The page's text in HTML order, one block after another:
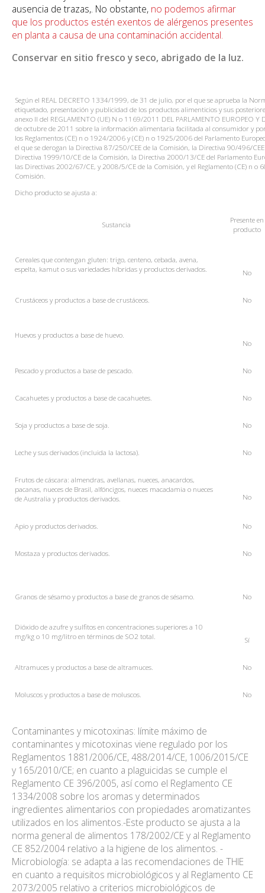
ausencia de trazas,. No obstante, no podemos afirmar
que los productos estén exentos de alérgenos presentes
en planta a causa de una contaminación accidental.
Conservar en sitio fresco y seco, abrigado de la luz.
Según el REAL DECRETO 1334/1999, de 31 de julio, por el que se aprueba la
etiquetado, presentación y publicidad de los productos alimenticios y sus
anexo II del REGLAMENTO (UE) N o 1169/2011 DEL PARLAMENTO EUROPEO Y
de octubre de 2011 sobre la información alimentaria facilitada al consumidor y
los Reglamentos (CE) n o 1924/2006 y (CE) n o 1925/2006 del Parlamento
el que se derogan la Directiva 87/250/CEE de la Comisión, la Directiva 90/496/
Directiva 1999/10/CE de la Comisión, la Directiva 2000/13/CE del Parlamento
las Directivas 2002/67/CE, y 2008/5/CE de la Comisión, y el Reglamento (CE) n o
Comisión.
Dicho producto se ajusta a:
Sustancia Presenteen
producto
Cereales que contengan gluten: trigo, centeno, cebada, avena,
espelta, kamut o sus variedades híbridas y productos derivados.
No
Crustáceos y productos a base de crustáceos. No
Huevos y productos a base de huevo.
No
Pescado y productos a base de pescado. No
Cacahuetes y productos a base de cacahuetes. No
Soja y productos a base de soja. No
Leche y sus derivados (incluida la lactosa). No
Frutos de cáscara: almendras, avellanas, nueces, anacardos,
pacanas, nueces de Brasil, alfóncigos, nueces macadamia o nueces
de Australia y productos derivados.
No
Apioy productos derivados. No
Mostaza y productos derivados. No
Granos de sésamo y productos a base de granos de sésamo. No
Dióxido de azufre y sulfitos en concentraciones superiores a 10
mg/kg o 10 mg/litro en términos de SO2 total.
Sí
Altramuces y productos a base de altramuces. No
Moluscos y productos a base de moluscos. No
Contaminantes y micotoxinas: límite máximo de
contaminantes y micotoxinas viene regulado por los
Reglamentos 1881/2006/CE, 488/2014/CE, 1006/2015/CE
y 165/2010/CE; en cuanto a plaguicidas se cumple el
Reglamento CE 396/2005, así como el Reglamento CE
1334/2008 sobre los aromas y determinados
ingredientes alimentarios con propiedades aromatizantes
utilizados en los alimentos.-Este producto se ajusta a la
norma general de alimentos 178/2002/CE y al Reglamento
CE 852/2004 relativo a la higiene de los alimentos. -
Microbiología: se adapta a las recomendaciones de THIE
en cuanto a requisitos microbiológicos y al Reglamento CE
2073/2005 relativo a criterios microbiológicos de